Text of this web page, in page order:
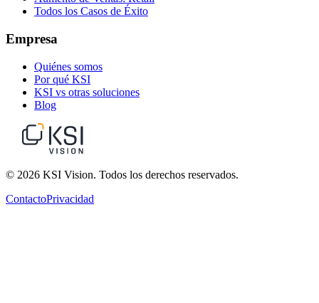
Todos los Casos de Éxito
Empresa
Quiénes somos
Por qué KSI
KSI vs otras soluciones
Blog
© 2026 KSI Vision. Todos los derechos reservados.
ContactoPrivacidad